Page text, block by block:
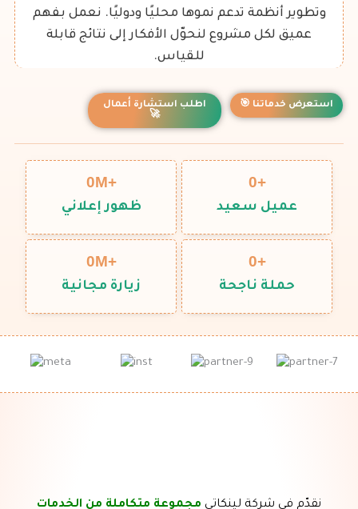
وتطوير أنظمة تدعم نموها محليًا ودوليًا. نعمل بفهم
عميق لكل مشروع لنحوّل الأفكار إلى نتائج قابلة
للقياس.
استعرض خدماتنا 🎯
اطلب استشارة أعمال
🚀
عميل سعيد
+
0
ظهور إعلاني
+M
0
حملة ناجحة
+
0
زيارة مجانية
+M
0
نقدّم في شركة لينكاتي مجموعة متكاملة من الخدمات